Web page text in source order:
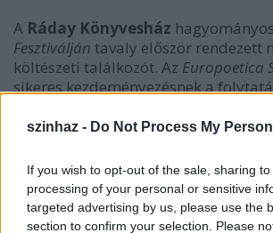
szinhaz - Do Not Process My
If you wish to opt-out of the sale, sharing
processing of your personal or sensitive
targeted advertising by us, please use the
section to confirm your selection. Please
A Ráday Könyvesház hagyományos
Fesztiválján tavaly először rendezett
költészeti találkozót. Az Europoetica
sikeres kezdeményezésnek a
bemutatni úgy, ahogyan azt a
költők, képzőművészek,
műveiken keresztül láttatják. A
műfajok, kultúrák, hagyományok
vonultatja fel. "Hitünk szerint a